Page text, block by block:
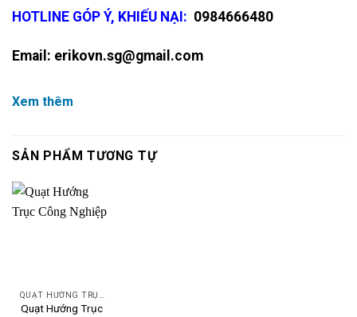
HOTLINE GÓP Ý, KHIẾU NẠI: 0984666480
Email: erikovn.sg@gmail.com
Xem thêm
SẢN PHẨM TƯƠNG TỰ
Quạt Hướng Trục